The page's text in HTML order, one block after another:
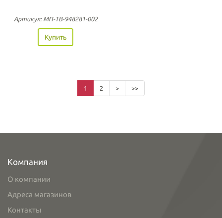
Артикул: МП-ТВ-948281-002
Купить
1 2 > >>
Компания
О компании
Адреса магазинов
Контакты